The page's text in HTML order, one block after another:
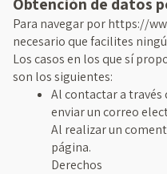
Para navegar por https://
necesario que facilites
Los casos en los que sí
son los siguientes:
Al contactar a
enviar un correo
Al realizar un
página.
Derechos